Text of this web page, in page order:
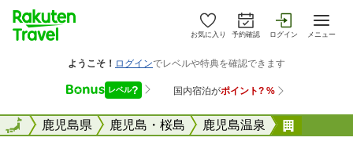
お気に入り 予約確認 ログイン メニュー
全国鹿児島県 鹿児島・桜島 鹿児島温泉
全国